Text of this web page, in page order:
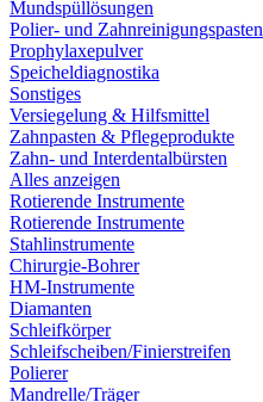
Mundspüllösungen
Polier- und Zahnreinigungspasten
Prophylaxepulver
Speicheldiagnostika
Sonstiges
Versiegelung & Hilfsmittel
Zahnpasten & Pflegeprodukte
Zahn- und Interdentalbürsten
Alles anzeigen
Rotierende Instrumente
Rotierende Instrumente
Stahlinstrumente
Chirurgie-Bohrer
HM-Instrumente
Diamanten
Schleifkörper
Schleifscheiben/Finierstreifen
Polierer
Mandrelle/Träger